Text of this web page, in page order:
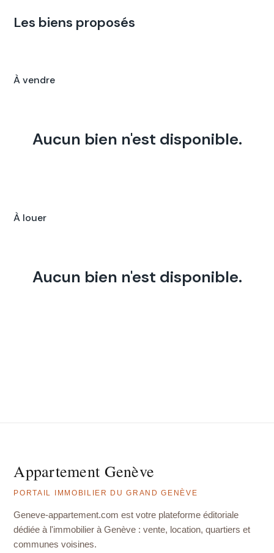
Les biens proposés
À vendre
Aucun bien n'est disponible.
À louer
Aucun bien n'est disponible.
Appartement Genève
PORTAIL IMMOBILIER DU GRAND GENÈVE
Geneve-appartement.com est votre plateforme éditoriale
dédiée à l'immobilier à Genève : vente, location, quartiers et
communes voisines.